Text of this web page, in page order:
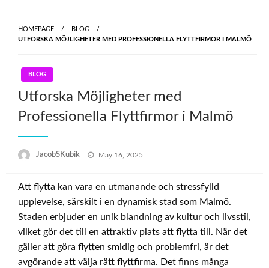
content
HOMEPAGE
BLOG
UTFORSKA MÖJLIGHETER MED PROFESSIONELLA FLYTTFIRMOR I MALMÖ
BLOG
Utforska Möjligheter med
Professionella Flyttfirmor i Malmö
JacobSKubik
Posted
May 16, 2025
Att flytta kan vara en utmanande och stressfylld
upplevelse, särskilt i en dynamisk stad som Malmö.
Staden erbjuder en unik blandning av kultur och livsstil,
vilket gör det till en attraktiv plats att flytta till. När det
gäller att göra flytten smidig och problemfri, är det
avgörande att välja rätt flyttfirma. Det finns många